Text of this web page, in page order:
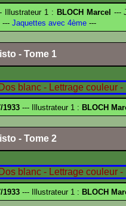
Illustrateur 1 : BLOCH Marcel ---
--- Jaquettes avec 4ème ---
- Tome 1
1933 --- Illustrateur 1 : BLOCH
- Tome 2
1933 --- Illustrateur 1 : BLOCH